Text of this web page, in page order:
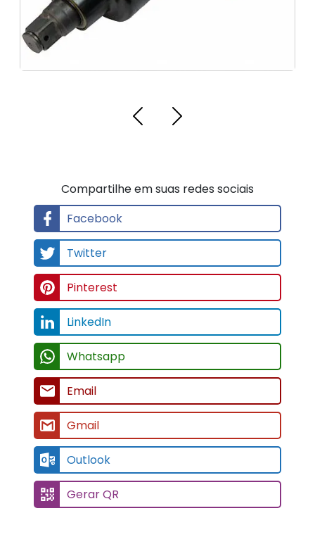
t
ri
s
Compartilhe em suas redes sociais
Facebook
Twitter
Pinterest
LinkedIn
Whatsapp
Email
Gmail
Outlook
Gerar QR